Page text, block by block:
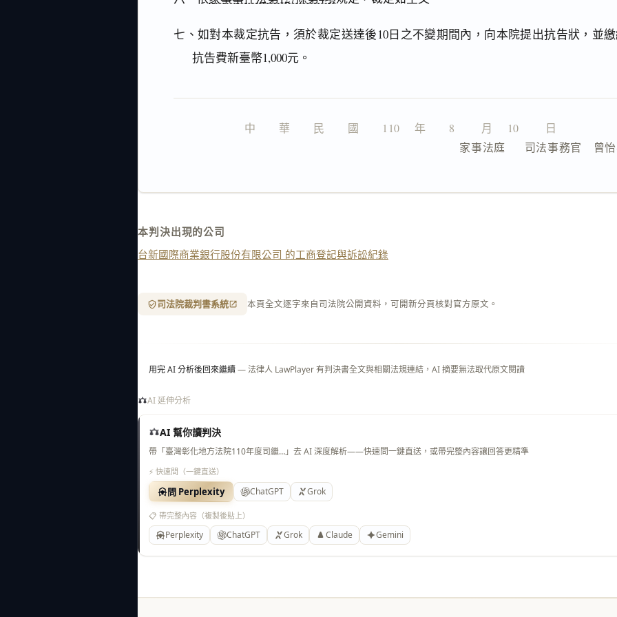
七、如對本裁定抗告，須於裁定送達後10日之不變期間內，向本院提出抗告狀，並
抗告費新臺幣1,000元。
中　　華　　民　　國　　110 　年　　8 　　月 　10 　　日
家事法庭      司法事務官　曾
本判決出現的公司
台新國際商業銀行股份有限公司 的工商登記與訴訟紀錄
司法院裁判書系統 本頁全文逐字來自司法院公開資料，可開新分頁核對官方原文。
用完 AI 分析後回來繼續— 法律人 LawPlayer 有判決書全文與相關法規連結，AI 摘要無法取代原文閱讀
AI 延伸分析
AI 幫你讀判決
帶「臺灣彰化地方法院110年度司繼…」去 AI 深度解析——快速問一鍵直送，或帶完整內容讓回答更精準
⚡ 快速問（一鍵直送）
問 Perplexity ChatGPT Grok
📋 帶完整內容（複製後貼上）
Perplexity ChatGPT Grok Claude Gemini